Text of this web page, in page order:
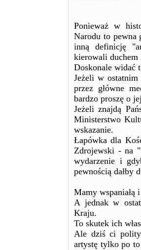
Ponieważ w
Narodu to pewna
inną definicję
kierowali duchem
Doskonale widać
Jeżeli w
przez główne
bardzo proszę o
Jeżeli znajdą
Ministerstwo
wskazanie.
Łapówka dla
Zdrojewski - na
wydarzenie i
pewnością dałby
Mamy
A jednak w
Kraju.
To skutek ich
Ale dziś ci
artystę tylko po